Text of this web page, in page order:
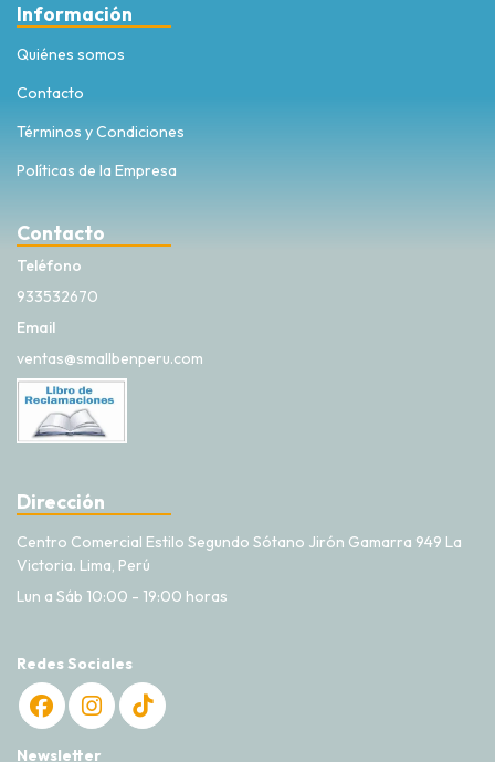
Información
Quiénes somos
Contacto
Términos y Condiciones
Políticas de la Empresa
Contacto
Teléfono
933532670
Email
ventas@smallbenperu.com
Dirección
Centro Comercial Estilo Segundo Sótano Jirón Gamarra 949 La
Victoria. Lima, Perú
Lun a Sáb 10:00 - 19:00 horas
Redes Sociales
Newsletter